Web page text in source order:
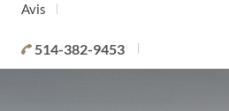
Avis
514-382-9453